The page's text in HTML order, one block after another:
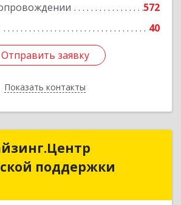
572
40
Отправить заявку
Показать контакты
Отправить заявку
Назад
поддержки
1С:Франчайзинг.Центр
поддержки